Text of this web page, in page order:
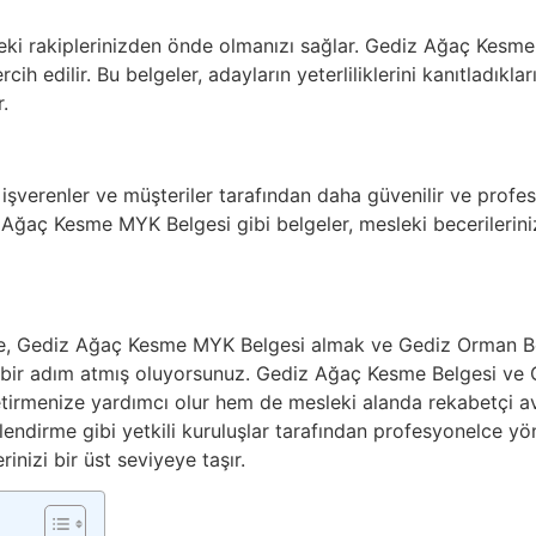
rakiplerinizden önde olmanızı sağlar. Gediz Ağaç
edilir. Bu belgeler, adayların yeterliliklerini
ve müşteriler tarafından daha güvenilir ve
Kesme MYK Belgesi gibi belgeler, mesleki
Gediz Ağaç Kesme MYK Belgesi almak ve Gediz Orman
adım atmış oluyorsunuz. Gediz Ağaç Kesme Belgesi ve
yardımcı olur hem de mesleki alanda rekabetçi
gibi yetkili kuruluşlar tarafından profesyonelce
bir üst seviyeye taşır.